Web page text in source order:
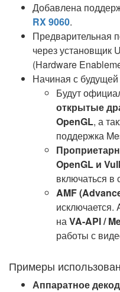
Добавлена
RX 9060.
Предварительная
через установщик
(Hardware
Начиная с
Будут
открытые
OpenGL, а
поддержка
OpenGL и
включаться в
AMF
исключается.
наVA-API /
работы с
Примеры
Аппаратное